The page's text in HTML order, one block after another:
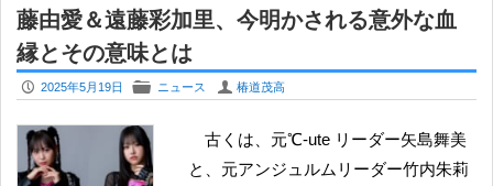
藤由愛＆遠藤彩加里、今明かされる意外な血
縁とその意味とは
P 2025年5月19日 F ニュース U 椿道茂高
古くは、元℃-ute リーダー矢島舞美
と、元アンジュルムリーダー竹内朱莉